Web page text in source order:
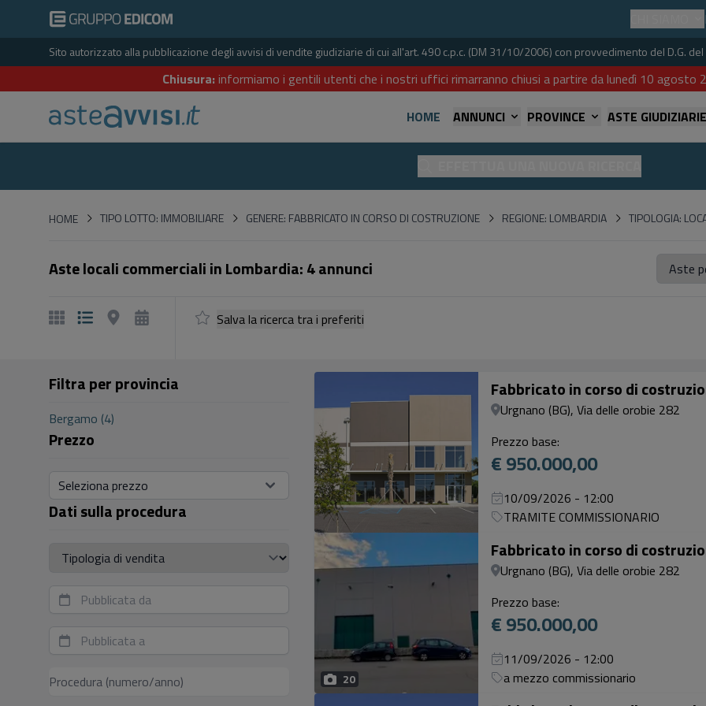
Sito autorizzato alla pubblicazione degli avvisi di vendite giudiziarie di cui all'art. 490 c.p.c. (DM 31/10/2006) con provvedimento del D.G.
Chiusura: informiamo i gentili utenti che i nostri uffici rimarranno chiusi a partire da lunedì 10
HOME
ANNUNCI PROVINCE ASTE GIUDIZIARIE
HOMEHOMETIPO LOTTO: IMMOBILIARE GENERE: FABBRICATO IN CORSO DI COSTRUZIONE REGIONE: LOMBARDIA TIPOLOGIA:
Aste locali commerciali in Lombardia: 4 annunci
Salva la ricerca tra i preferiti
Filtra per provincia
Bergamo (4)
Prezzo
Seleziona prezzo
Dati sulla procedura
Tipologia di vendita
Fabbricato in corso di
Urgnano (BG), Via delle orobie 282
Prezzo base:
€ 950.000,00
10/09/2026 - 12:00
TRAMITE COMMISSIONARIO
20
Fabbricato in corso di
Urgnano (BG), Via delle orobie 282
Prezzo base:
€ 950.000,00
11/09/2026 - 12:00
a mezzo commissionario